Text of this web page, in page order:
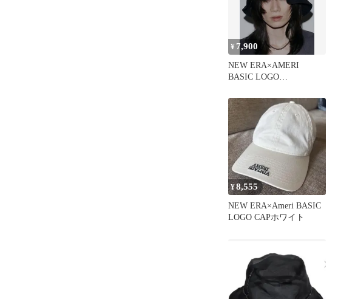
¥ 7,900
NEW ERA×AMERI
BASIC LOGO
¥8,555
NEW ERA×Ameri BASIC
LOGO CAPホワイト